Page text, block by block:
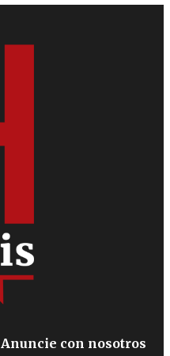
Anuncie con nosotros